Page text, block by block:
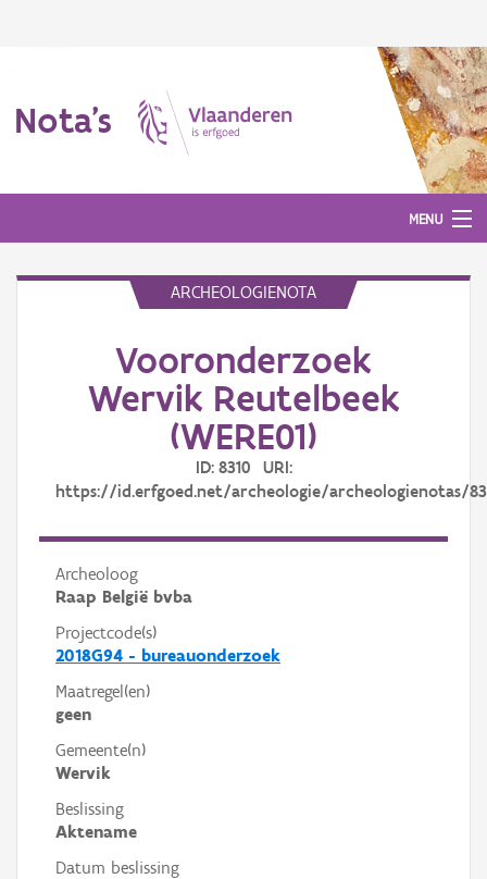
Nota's
MENU
ARCHEOLOGIENOTA
Vooronderzoek
Wervik Reutelbeek
(WERE01)
ID: 8310 URI:
https://id.erfgoed.net/archeologie/archeologienotas/
Archeoloog
Raap België bvba
Projectcode(s)
2018G94 - bureauonderzoek
Maatregel(en)
geen
Gemeente(n)
Wervik
Beslissing
Aktename
Datum beslissing